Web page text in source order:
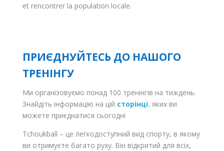
et rencontrer la population locale.
ПРИЄДНУЙТЕСЬ ДО НАШОГО
ТРЕНІНГУ
Ми організовуємо понад 100 тренінгів на тиждень.
Знайдіть інформацію на цій сторінці. яких ви
можете приєднатися сьогодні
Tchoukball – це легкодоступний вид спорту, в якому
ви отримуєте багато руху. Він відкритий для всіх,